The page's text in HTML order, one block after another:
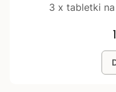
3 x tabletki